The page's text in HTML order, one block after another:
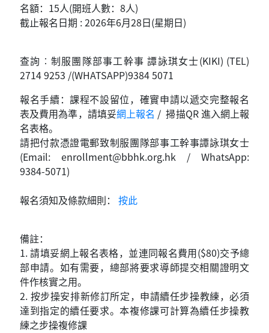
名額：15人(開班人數：8人)
截止報名日期 : 2026年6月28日(星期日)
查詢︰制服團隊部事工幹事 譚詠琪女士(KIKI) (TEL)
2714 9253 /(WHATSAPP)9384 5071
報名手續：課程不設留位，確實申請以遞交完整報名
表及費用為準，請填妥網上報名 / 掃描QR 進入網上報
名表格。
請把付款憑證電郵致制服團隊部事工幹事譚詠琪女士
(Email: enrollment@bbhk.org.hk / WhatsApp:
9384-5071)
報名須知及條款細則： 按此
備註：
1. 請填妥網上報名表格，並連同報名費用($80)交予總
部申請。如有需要，總部將要求導師提交相關證明文
件作核實之用。
2. 按步操安排新修訂所定，申請續任步操教練，必須
達到指定的續任要求。本複修課可計算為續任步操教
練之步操複修課